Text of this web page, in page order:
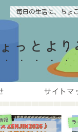
毎日の生活に、ちょ
っとよ
サイトマ
報